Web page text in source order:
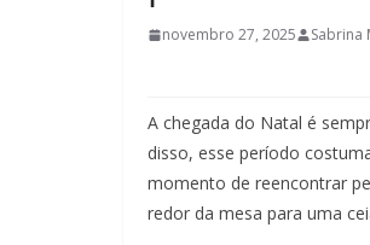
novembro 27, 2025 Sabrina
A chegada do Natal é
disso, esse período
momento de reencontrar
redor da mesa para uma